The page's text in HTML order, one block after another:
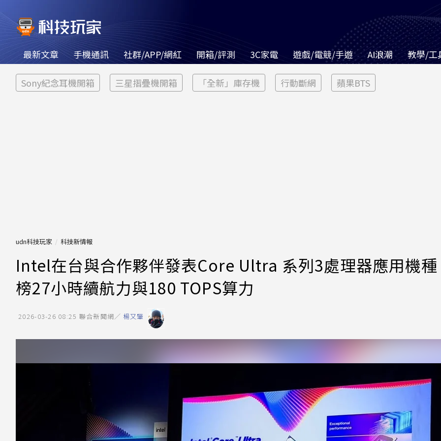
最新文章 手機通訊 社群/APP/網紅 開箱/評測 3C家電 遊戲/電競/手遊 AI浪潮 教學/工
Sony紀念耳機開箱 三星摺疊機開箱 「全新」庫存機 行動斷網 蘋果BTS
udn科技玩家 科技新情報
Intel在台與合作夥伴發表Core Ultra 系列3處理器應用機
榜27小時續航力與180 TOPS算力
2026-03-26 08:25 聯合新聞網／ 楊又肇